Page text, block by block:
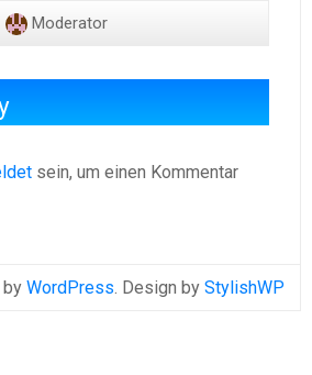
Moderator
sein, um einen Kommentar
by WordPress. Design by StylishWP